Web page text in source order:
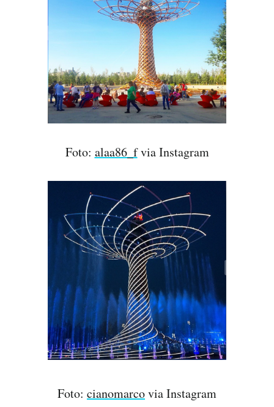
Foto: alaa86_fvia Instagram
Foto: cianomarcovia Instagram